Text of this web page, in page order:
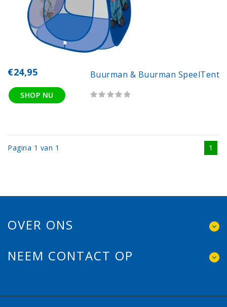
Buurman & Buurman SpeelTent
€24,95
SHOP NU
Pagina 1 van 1 1
OVER ONS
NEEM CONTACT OP